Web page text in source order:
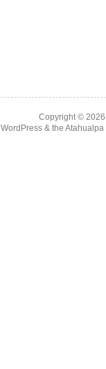
Copyright ©
WordPress& the Atahualpa